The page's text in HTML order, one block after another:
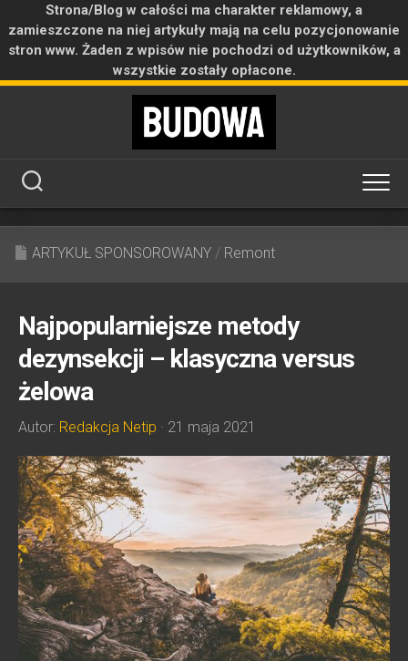
Strona/Blog w całości ma charakter reklamowy, a
zamieszczone na niej artykuły mają na celu pozycjonowanie
stron www. Żaden z wpisów nie pochodzi od użytkowników, a
wszystkie zostały opłacone.
Skip
ARTYKUŁ SPONSOROWANY / Remont
Najpopularniejsze metody
dezynsekcji – klasyczna versus
żelowa
Autor: Redakcja Netip · 21 maja 2021